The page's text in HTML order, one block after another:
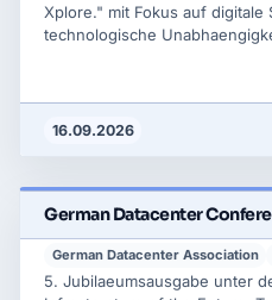
Xplore." mit Fokus auf digitale
technologische
Summit by Schwarz Digits.
Registrierung/Qualifizierung.
16.09.2026
German Datacenter
German Datacenter Association
5. Jubilaeumsausgabe unter